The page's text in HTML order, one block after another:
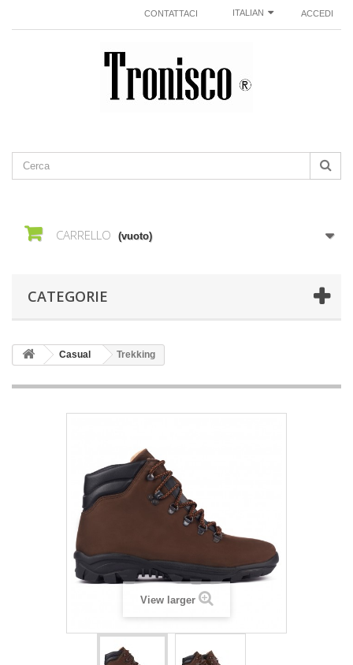
ACCEDI
ITALIAN
CONTATTACI
CARRELLO (vuoto)
CATEGORIE
Casual Trekking
View larger